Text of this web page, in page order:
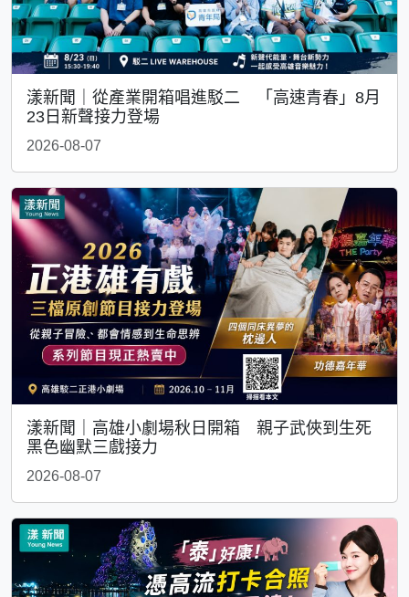
漾新聞｜從產業開箱唱進駁二 「高速青春」8月
23日新聲接力登場
2026-08-07
漾新聞｜高雄小劇場秋日開箱 親子武俠到生死
黑色幽默三戲接力
2026-08-07